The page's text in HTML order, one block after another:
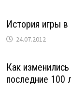
История игры в
24.07.2012
Как
последние 100